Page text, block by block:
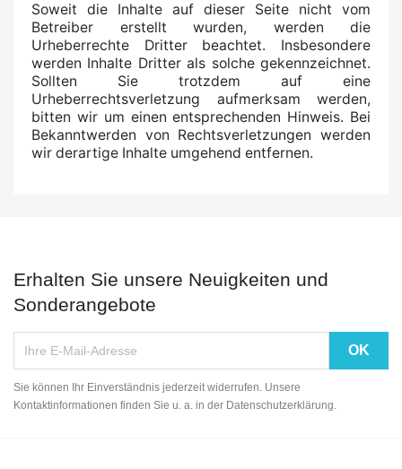
Soweit die Inhalte auf dieser Seite nicht vom
Betreiber erstellt wurden, werden die
Urheberrechte Dritter beachtet. Insbesondere
werden Inhalte Dritter als solche gekennzeichnet.
Sollten Sie trotzdem auf eine
Urheberrechtsverletzung aufmerksam werden,
bitten wir um einen entsprechenden Hinweis. Bei
Bekanntwerden von Rechtsverletzungen werden
wir derartige Inhalte umgehend entfernen.
Erhalten Sie unsere Neuigkeiten und
Sonderangebote
Sie können Ihr Einverständnis jederzeit widerrufen. Unsere
Kontaktinformationen finden Sie u. a. in der Datenschutzerklärung.